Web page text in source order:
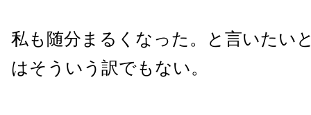
私も随分まるくなった。と言いたい
はそういう訳でもない。